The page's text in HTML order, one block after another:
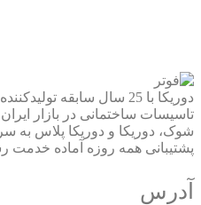
دوریکا با 25 سال سابقه
شوک، دوریکا و دوریکا پلاس به
پشتیبانی همه روزه آماده
آدرس